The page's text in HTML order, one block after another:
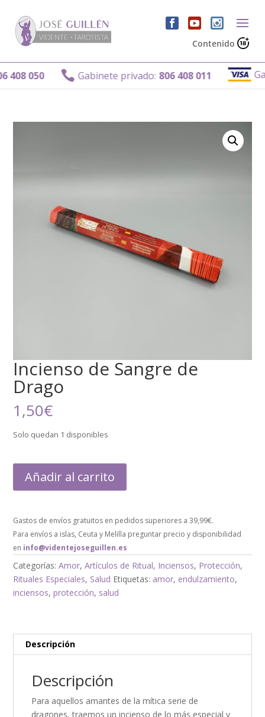
Contenido
050 Gabinete privado: 806 408 011
Incienso de Sangre de
Drago
1,50€
Solo quedan 1 disponibles
Añadir al carrito
Gastos de envíos gratuitos en pedidos superiores a 39,99€.
Para envíos a islas, Ceuta y Melilla preguntar precio y disponibilidad
en info@videntejoseguillen.es
Categorías:Amor,Artículos de Ritual, Inciensos, Protección,
Rituales Especiales, Salud Etiquetas: amor, endulzamiento,
inciensos,protección, salud
Descripción
Descripción
Para aquellos amantes de la mítica serie de
dragones, traemos un incienso de lo más especial y